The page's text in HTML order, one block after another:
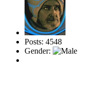
Posts: 4548
Gender: